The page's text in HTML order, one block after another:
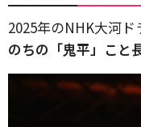
2025年のNHK大河ド
のちの「鬼平」こと